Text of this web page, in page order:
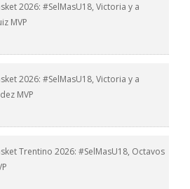
2026: #SelMasU18, Victoria y a
MVP
2026: #SelMasU18, Victoria y a
MVP
Trentino 2026: #SelMasU18, Octavos